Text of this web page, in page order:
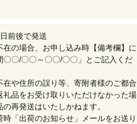
前後で発送
の場合、お申し込み時【備考欄】に
〇〇/〇〇～〇〇/〇〇」とご記入くだ
や住所の誤り等、寄附者様のご都合
礼品をお受け取りいただけなかった場
の再発送はいたしかねます。
「出荷のお知らせ」メールをお送り